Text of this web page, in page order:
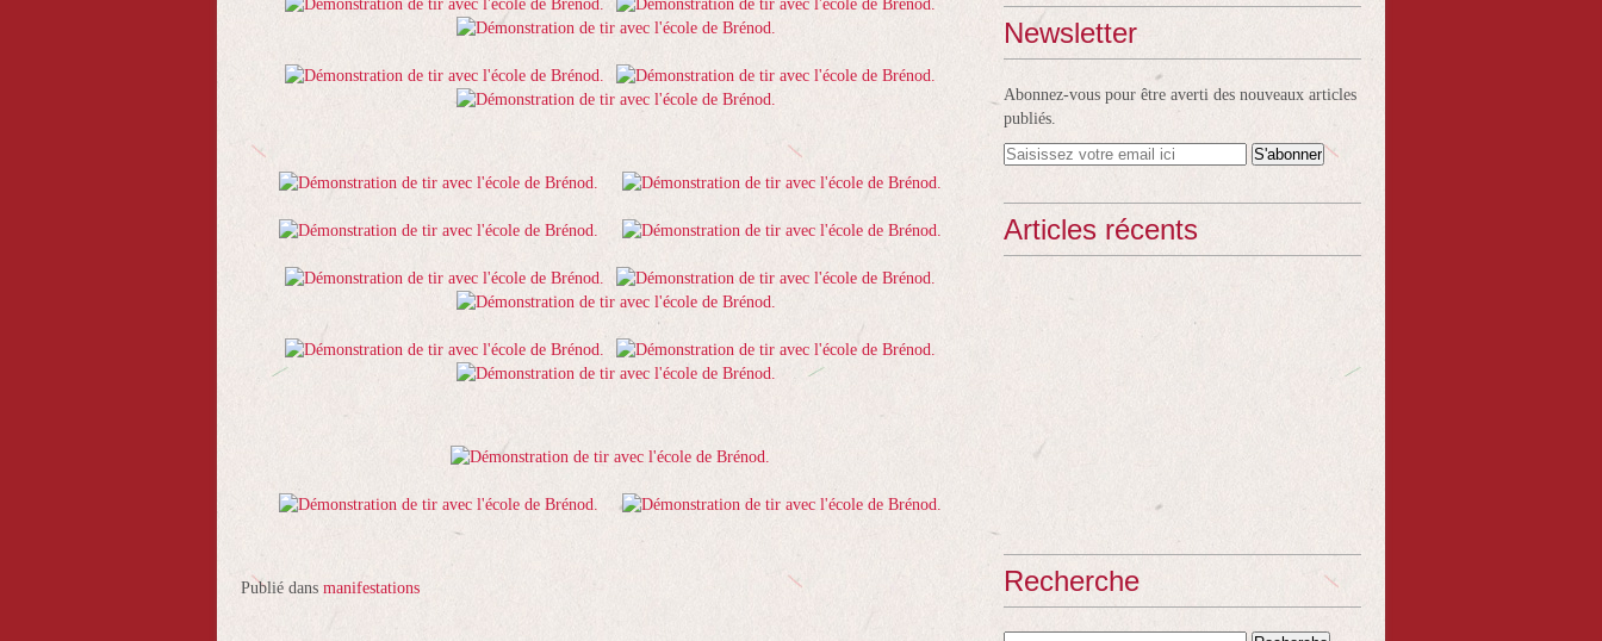
Publié dans manifestations
Newsletter
Abonnez-vous pour être averti des nouveaux articles
publiés.
Articles récents
Recherche